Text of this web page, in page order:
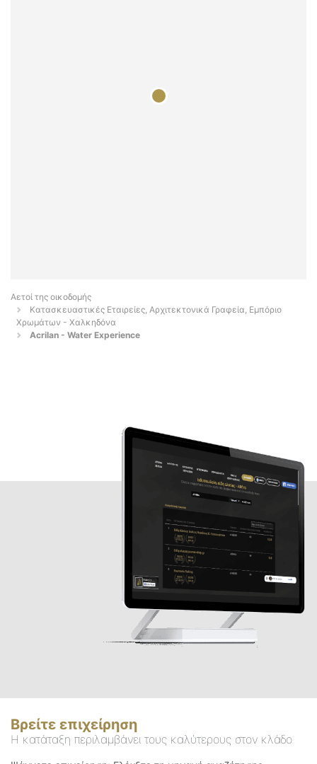
Αετοί της οικοδομής
Κατασκευαστικές Εταιρείες, Αρχιτεκτονικά Γραφεία, Εμπόριο
Χρωμάτων - Χαλκηδόνα
Acrilan - Water Experience
Βρείτε επιχείρηση
Η κατάταξη περιλαμβάνει τους καλύτερους στον κλάδο